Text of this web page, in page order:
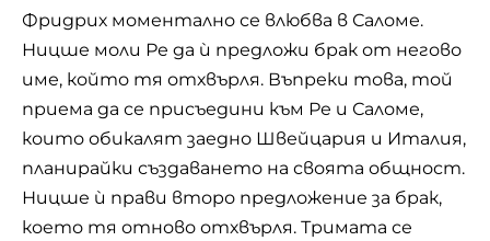
Фридрих моментално се влюбва в Саломе.
Ницше моли Ре да ѝ предложи брак от негово
име, който тя отхвърля. Въпреки това, той
приема да се присъедини към Ре и Саломе,
които обикалят заедно Швейцария и Италия,
планирайки създаването на своята общност.
Ницше ѝ прави второ предложение за брак,
което тя отново отхвърля. Тримата се